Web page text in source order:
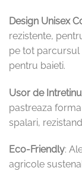
Design Unisex
rezistente,
pe tot parcursul
pentru baieti.
Usor de
pastreaza
spalari,
Eco-Friendly:
agricole